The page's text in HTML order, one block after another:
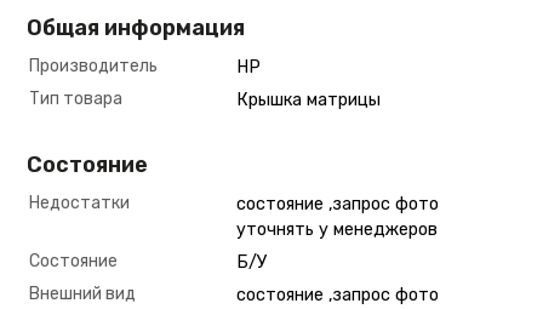
Общая информация
Производитель
HP
Тип товара
Крышка матрицы
Состояние
Недостатки
состояние ,запрос фото
уточнять у менеджеров
Состояние
Б/У
Внешний вид
состояние ,запрос фото